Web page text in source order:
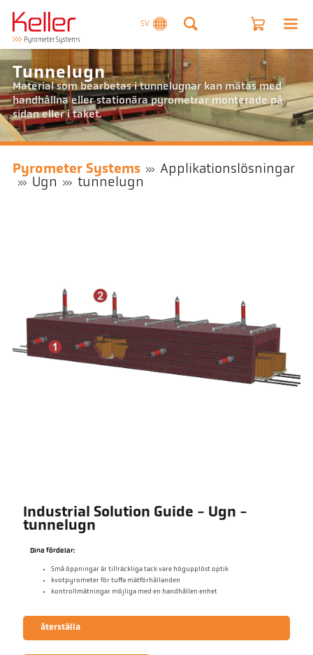
SV
Tunnelugn
Material som bearbetas i tunnelugnar kan mätas med
handhållna eller stationära pyrometrar monterade på
sidan eller i taket.
Pyrometer Systems
Applikationslösningar
Ugn
tunnelugn
Industrial Solution Guide - Ugn -
tunnelugn
Dina fördelar:
Små öppningar är tillräckliga tack vare högupplöst optik
kvotpyrometer för tuffa mätförhållanden
kontrollmätningar möjliga med en handhållen enhet
återställa